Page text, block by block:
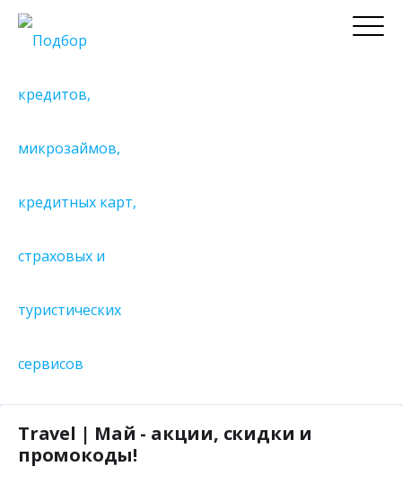
Travel | Май - акции, скидки и
промокоды!